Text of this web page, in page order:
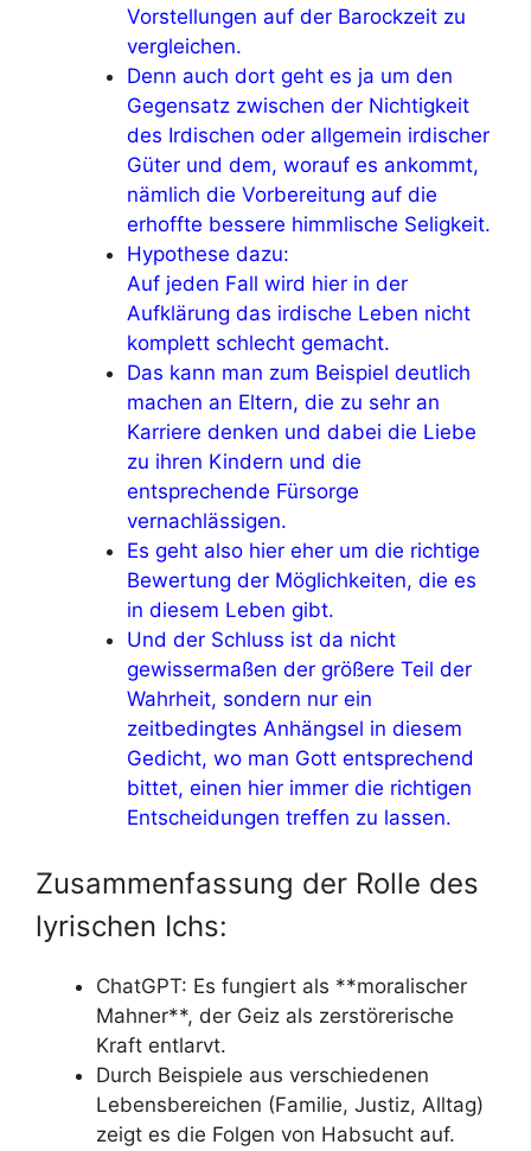
Vorstellungen auf der Barockzeit zu
vergleichen.
Denn auch dort geht es ja um den
Gegensatz zwischen der Nichtigkeit
des Irdischen oder allgemein irdischer
Güter und dem, worauf es ankommt,
nämlich die Vorbereitung auf die
erhoffte bessere himmlische Seligkeit.
Hypothese dazu:
Auf jeden Fall wird hier in der
Aufklärung das irdische Leben nicht
komplett schlecht gemacht.
Das kann man zum Beispiel deutlich
machen an Eltern, die zu sehr an
Karriere denken und dabei die Liebe
zu ihren Kindern und die
entsprechende Fürsorge
vernachlässigen.
Es geht also hier eher um die richtige
Bewertung der Möglichkeiten, die es
in diesem Leben gibt.
Und der Schluss ist da nicht
gewissermaßen der größere Teil der
Wahrheit, sondern nur ein
zeitbedingtes Anhängsel in diesem
Gedicht, wo man Gott entsprechend
bittet, einen hier immer die richtigen
Entscheidungen treffen zu lassen.
Zusammenfassung der Rolle des
lyrischen Ichs:
ChatGPT: Es fungiert als **moralischer
Mahner**, der Geiz als zerstörerische
Kraft entlarvt.
Durch Beispiele aus verschiedenen
Lebensbereichen (Familie, Justiz, Alltag)
zeigt es die Folgen von Habsucht auf.